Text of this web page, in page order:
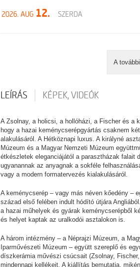
2026. AUG 12. SZERDA
A
LEÍRÁS KÉPEK, VIDEÓK
A Zsolnay, a holicsi, a hollóházi, a Fischer és a
hogy a hazai keménycserépgyártás csaknem
alakulásáról. A Hétköznapi luxus. A királyné
Múzeum és a Magyar Nemzeti Múzeum
étkészletek eleganciájától a parasztházak falait
ugyanannak az anyagnak a sokféle
vagy a modern formatervezés kialakulásáról.
A keménycserép – vagy más néven kőedény –
század első felében indult hódító útjára
a hazai műhelyek és gyárak keménycserépből
és helyet kaptak az uralkodói asztalokon is.
A három intézmény – a Néprajzi Múzeum, a
Iparművészeti Múzeum – együtt szereplő és
díszkerámia művészi csúcsait (Zsolnay,
mindennapi kellékeit. A kiállítás bemutatja,